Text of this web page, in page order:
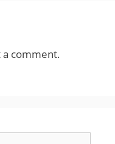
a comment.